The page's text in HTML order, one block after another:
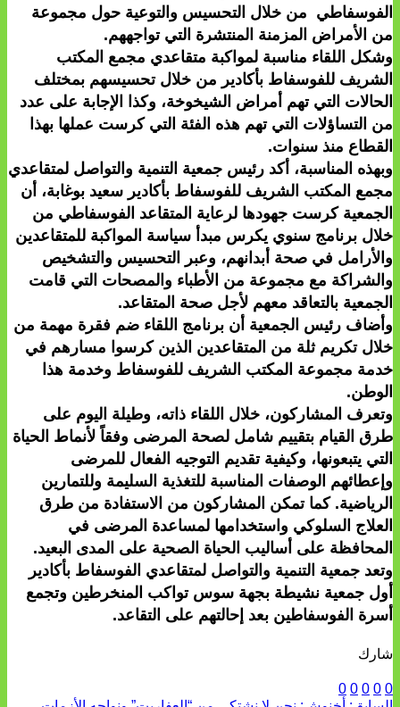
الفوسفاطي من خلال التحسيس والتوعية حول مجموعة
من الأمراض المزمنة المنتشرة التي تواجههم.
وشكل اللقاء مناسبة لمواكبة متقاعدي مجمع المكتب
الشريف للفوسفاط بأكادير من خلال تحسيسهم بمختلف
الحالات التي تهم أمراض الشيخوخة، وكذا الإجابة على عدد
من التساؤلات التي تهم هذه الفئة التي كرست عملها بهذا
القطاع منذ سنوات.
وبهذه المناسبة، أكد رئيس جمعية التنمية والتواصل لمتقاعدي
مجمع المكتب الشريف للفوسفاط بأكادير سعيد بوغابة، أن
الجمعية كرست جهودها لرعاية المتقاعد الفوسفاطي من
خلال برنامج سنوي يكرس مبدأ سياسة المواكبة للمتقاعدين
والأرامل في صحة أبدانهم، وعبر التحسيس والتشخيص
والشراكة مع مجموعة من الأطباء والمصحات التي قامت
الجمعية بالتعاقد معهم لأجل صحة المتقاعد.
وأضاف رئيس الجمعية أن برنامج اللقاء ضم فقرة مهمة من
خلال تكريم ثلة من المتقاعدين الذين كرسوا مسارهم في
خدمة مجموعة المكتب الشريف للفوسفاط وخدمة هذا
الوطن.
وتعرف المشاركون، خلال اللقاء ذاته، وطيلة اليوم على
طرق القيام بتقييم شامل لصحة المرضى وفقاً لأنماط الحياة
التي يتبعونها، وكيفية تقديم التوجيه الفعال للمرضى
وإعطائهم الوصفات المناسبة للتغذية السليمة وللتمارين
الرياضية. كما تمكن المشاركون من الاستفادة من طرق
العلاج السلوكي واستخدامها لمساعدة المرضى في
المحافظة على أساليب الحياة الصحية على المدى البعيد.
وتعد جمعية التنمية والتواصل لمتقاعدي الفوسفاط بأكادير
أول جمعية نشيطة بجهة سوس تواكب المنخرطين وتجمع
أسرة الفوسفاطين بعد إحالتهم على التقاعد.
شارك
0
0
0
0
0